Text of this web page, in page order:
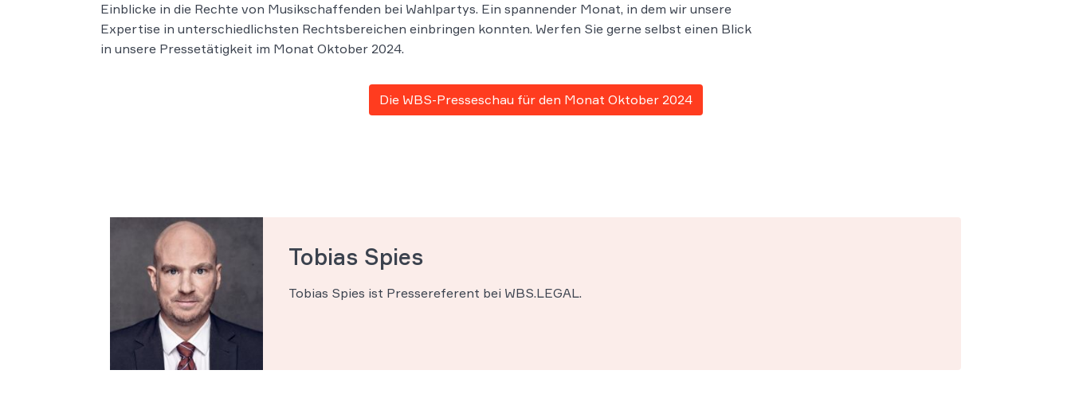
Einblicke in die Rechte von Musikschaffenden bei Wahlpartys. Ein spannender Monat, in dem wir unsere
Expertise in unterschiedlichsten Rechtsbereichen einbringen konnten. Werfen Sie gerne selbst einen Blick
in unsere Pressetätigkeit im Monat Oktober 2024.
Die WBS-Presseschau für den Monat Oktober 2024
Tobias Spies
Tobias Spies ist Pressereferent bei WBS.LEGAL.